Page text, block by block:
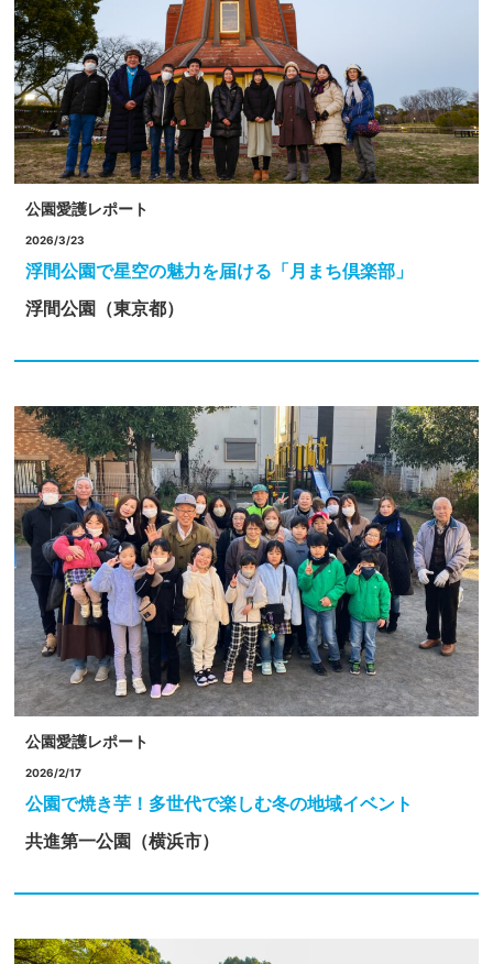
公園愛護レポート
2026/3/23
浮間公園で星空の魅力を届ける「月まち倶楽部」
浮間公園（東京都）
公園愛護レポート
2026/2/17
公園で焼き芋！多世代で楽しむ冬の地域イベント
共進第一公園（横浜市）